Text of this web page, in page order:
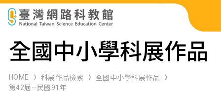
科展作品檢索
科學研習月刊
全國中小學科展作品
HOME 科展作品檢索
全國中小學科展作品
第42屆--民國91年